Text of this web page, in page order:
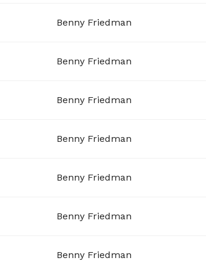
Benny Friedman
Benny Friedman
Benny Friedman
Benny Friedman
Benny Friedman
Benny Friedman
Benny Friedman